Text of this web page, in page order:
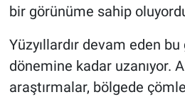
bir görünüme sahip
Yüzyıllardır devam eden
dönemine kadar uzanıyor.
araştırmalar, bölgede